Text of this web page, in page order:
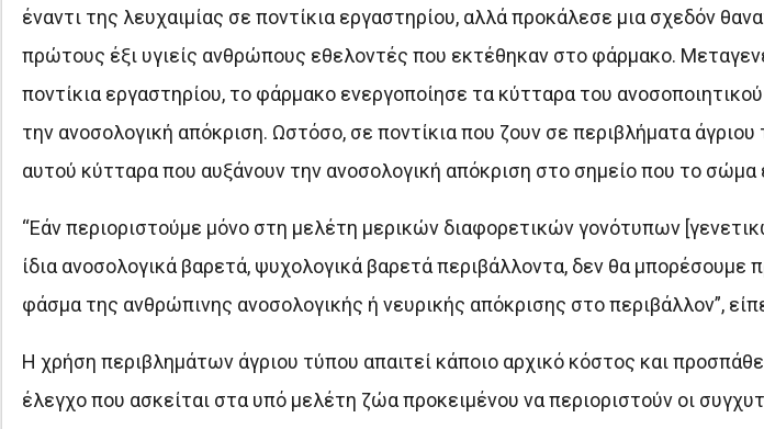
έναντι της λευχαιμίας σε ποντίκια εργαστηρίου, αλλά προκάλεσε μια σχεδόν
πρώτους έξι υγιείς ανθρώπους εθελοντές που εκτέθηκαν στο φάρμακο.
ποντίκια εργαστηρίου, το φάρμακο ενεργοποίησε τα κύτταρα του
την ανοσολογική απόκριση. Ωστόσο, σε ποντίκια που ζουν σε περιβλήματα
αυτού κύτταρα που αυξάνουν την ανοσολογική απόκριση στο σημείο που το σώμα
“Εάν περιοριστούμε μόνο στη μελέτη μερικών διαφορετικών γονότυπων
ίδια ανοσολογικά βαρετά, ψυχολογικά βαρετά περιβάλλοντα, δεν θα
φάσμα της ανθρώπινης ανοσολογικής ή νευρικής απόκρισης στο περιβάλλον”,
Η χρήση περιβλημάτων άγριου τύπου απαιτεί κάποιο αρχικό κόστος και
έλεγχο που ασκείται στα υπό μελέτη ζώα προκειμένου να περιοριστούν οι